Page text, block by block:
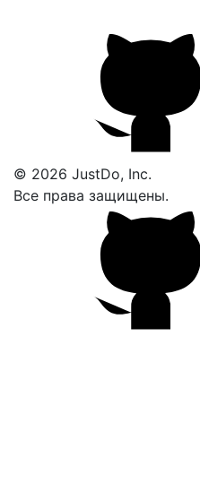
© 2026 JustDo, Inc.
Все права защищены.